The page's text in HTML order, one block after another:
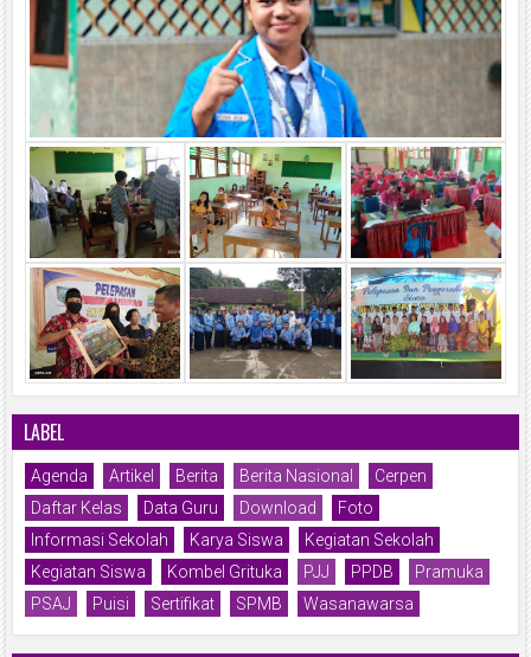
LABEL
Agenda Artikel Berita Berita Nasional
Cerpen
Daftar Kelas
Data Guru Download
Foto
Informasi Sekolah
Karya Siswa
Kegiatan Sekolah
Kegiatan Siswa
Kombel Grituka PJJ PPDB
Pramuka
PSAJ
Puisi Sertifikat SPMB Wasanawarsa